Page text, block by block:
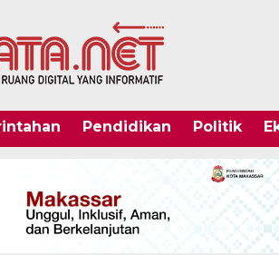
Pendidikan Politik